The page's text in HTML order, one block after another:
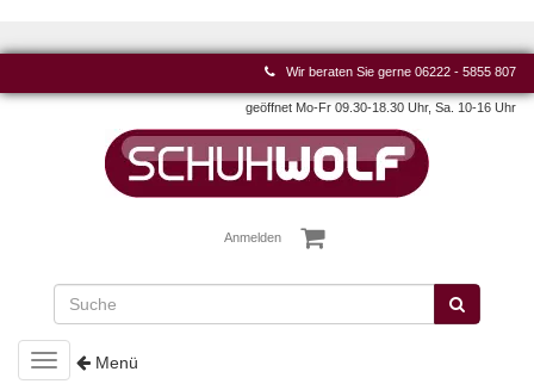
Wir beraten Sie gerne 06222 - 5855 807
geöffnet Mo-Fr 09.30-18.30 Uhr, Sa. 10-16 Uhr
Anmelden
Toggle Menü